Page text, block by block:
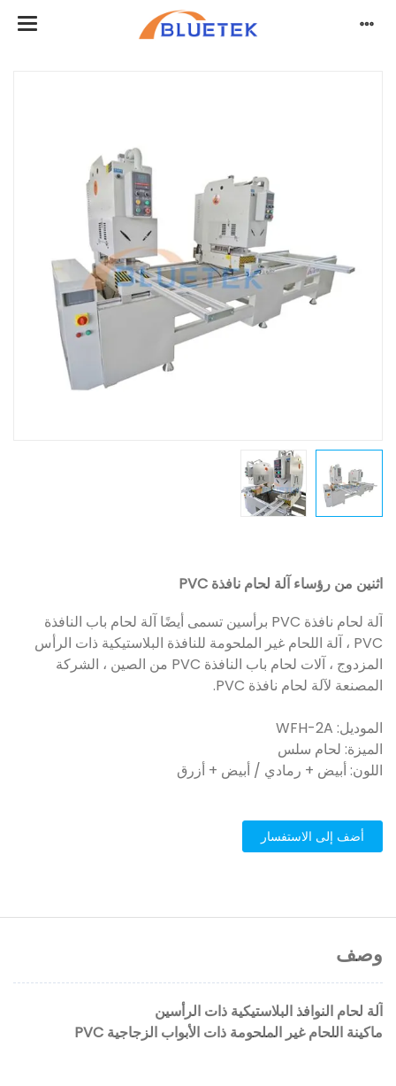
اثنين من رؤساء آلة لحام نافذة PVC
آلة لحام نافذة PVC برأسين تسمى أيضًا آلة لحام باب النافذة
PVC ، آلة اللحام غير الملحومة للنافذة البلاستيكية ذات الرأس
المزدوج ، آلات لحام باب النافذة PVC من الصين ، الشركة
المصنعة لآلة لحام نافذة PVC.
الموديل: WFH-2A
الميزة: لحام سلس
اللون: أبيض + رمادي / أبيض + أزرق
أضف إلى الاستفسار
وصف
آلة لحام النوافذ البلاستيكية ذات الرأسين
ماكينة اللحام غير الملحومة ذات الأبواب الزجاجية PVC